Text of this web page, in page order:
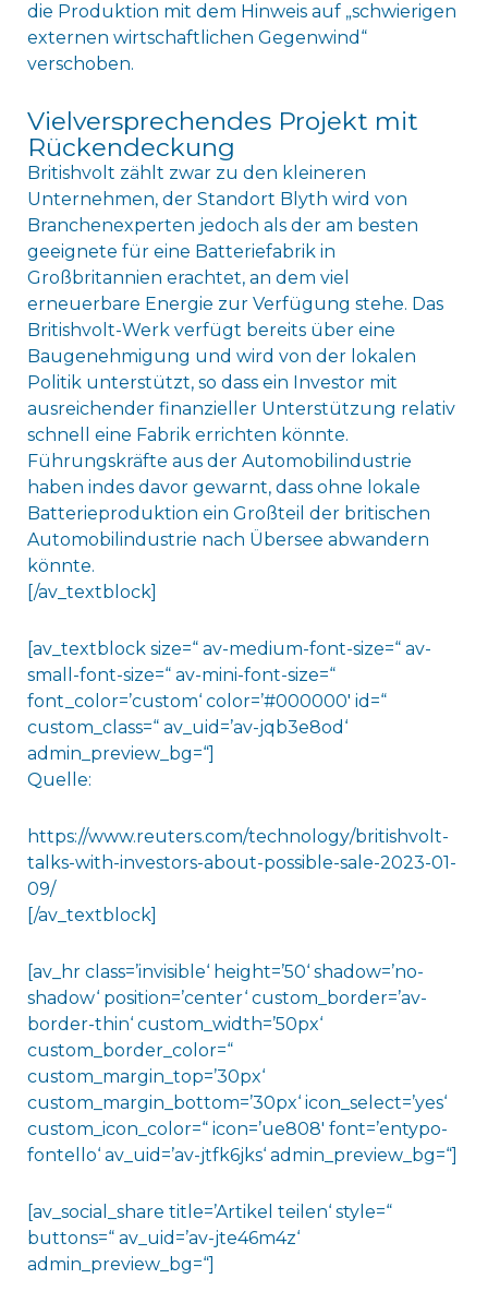
die Produktion mit dem Hinweis auf „schwierigen
externen wirtschaftlichen Gegenwind“
verschoben.
Vielversprechendes Projekt mit
Rückendeckung
Britishvolt zählt zwar zu den kleineren
Unternehmen, der Standort Blyth wird von
Branchenexperten jedoch als der am besten
geeignete für eine Batteriefabrik in
Großbritannien erachtet, an dem viel
erneuerbare Energie zur Verfügung stehe. Das
Britishvolt-Werk verfügt bereits über eine
Baugenehmigung und wird von der lokalen
Politik unterstützt, so dass ein Investor mit
ausreichender finanzieller Unterstützung relativ
schnell eine Fabrik errichten könnte.
Führungskräfte aus der Automobilindustrie
haben indes davor gewarnt, dass ohne lokale
Batterieproduktion ein Großteil der britischen
Automobilindustrie nach Übersee abwandern
könnte.
[/av_textblock]
[av_textblock size=“ av-medium-font-size=“ av-
small-font-size=“ av-mini-font-size=“
font_color=’custom‘ color=’#000000′ id=“
custom_class=“ av_uid=’av-jqb3e8od‘
admin_preview_bg=“]
Quelle:
https://www.reuters.com/technology/britishvolt-
talks-with-investors-about-possible-sale-2023-01-
09/
[/av_textblock]
[av_hr class=’invisible‘ height=’50‘ shadow=’no-
shadow‘ position=’center‘ custom_border=’av-
border-thin‘ custom_width=’50px‘
custom_border_color=“
custom_margin_top=’30px‘
custom_margin_bottom=’30px‘ icon_select=’yes‘
custom_icon_color=“ icon=’ue808′ font=’entypo-
fontello‘ av_uid=’av-jtfk6jks‘ admin_preview_bg=“]
[av_social_share title=’Artikel teilen‘ style=“
buttons=“ av_uid=’av-jte46m4z‘
admin_preview_bg=“]